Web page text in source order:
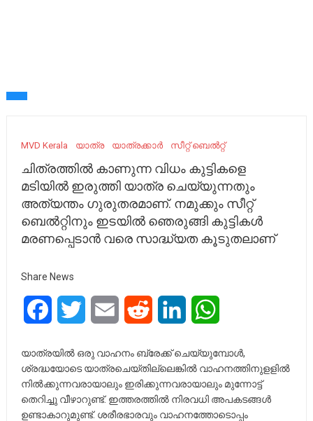
MVD Kerala യാത്ര യാത്രക്കാർ സീറ്റ് ബെൽറ്റ്
ചിത്രത്തിൽ കാണുന്ന വിധം കുട്ടികളെ
മടിയിൽ ഇരുത്തി യാത്ര ചെയ്യുന്നതും
അത്യന്തം ഗുരുതരമാണ്. നമുക്കും സീറ്റ്
ബെൽറ്റിനും ഇടയിൽ ഞെരുങ്ങി കുട്ടികൾ
മരണപ്പെടാൻ വരെ സാദ്ധ്യത കൂടുതലാണ്
Share News
FacebookTwitter Email Reddit LinkedIn
യാത്രയിൽ ഒരു വാഹനം ബ്രേക്ക് ചെയ്യുമ്പോൾ,
ശ്രദ്ധയോടെ യാത്രചെയ്തില്ലെങ്കിൽ വാഹനത്തിനുളളിൽ
നിൽക്കുന്നവരായാലും ഇരിക്കുന്നവരായാലും മുന്നോട്ട്
തെറിച്ചു വീഴാറുണ്ട്. ഇത്തരത്തിൽ നിരവധി അപകടങ്ങൾ
ഉണ്ടാകാറുമുണ്ട്. ശരീരഭാരവും വാഹനത്തോടൊപ്പം